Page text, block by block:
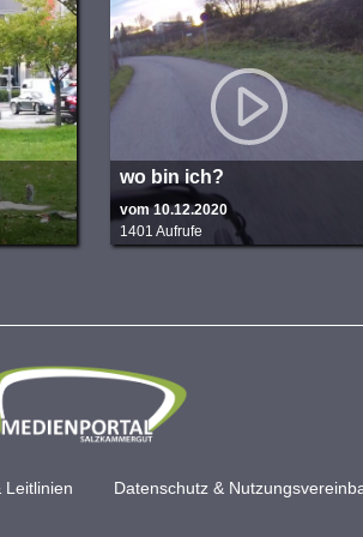
wo bin ich?
vom 10.12.2020
1401 Aufrufe
Leitlinien Datenschutz &